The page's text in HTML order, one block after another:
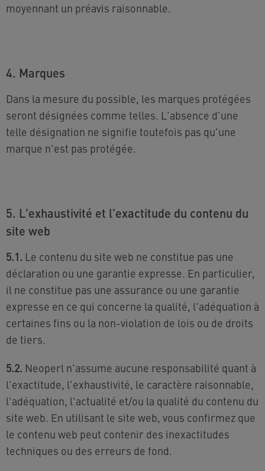
moyennant un préavis raisonnable.
4. Marques
Dans la mesure du possible, les marques protégées
seront désignées comme telles. L'absence d'une
telle désignation ne signifie toutefois pas qu'une
marque n'est pas protégée.
5. L'exhaustivité et l'exactitude du contenu du
site web
5.1. Le contenu du site web ne constitue pas une
déclaration ou une garantie expresse. En particulier,
il ne constitue pas une assurance ou une garantie
expresse en ce qui concerne la qualité, l'adéquation à
certaines fins ou la non-violation de lois ou de droits
de tiers.
5.2. Neoperl n'assume aucune responsabilité quant à
l'exactitude, l'exhaustivité, le caractère raisonnable,
l'adéquation, l'actualité et/ou la qualité du contenu du
site web. En utilisant le site web, vous confirmez que
le contenu web peut contenir des inexactitudes
techniques ou des erreurs de fond.